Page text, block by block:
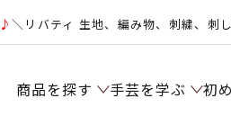
♪＼リバティ 生地、編み物、刺繍、刺
商品を探す 手芸を学ぶ 初